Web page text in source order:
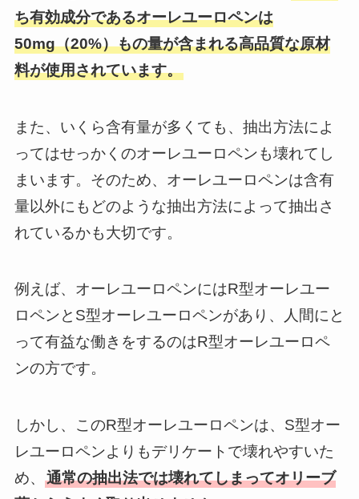
ち有効成分であるオーレユーロペンは
50mg（20%）もの量が含まれる高品質な原材
料が使用されています。
また、いくら含有量が多くても、抽出方法によ
ってはせっかくのオーレユーロペンも壊れてし
まいます。そのため、オーレユーロペンは含有
量以外にもどのような抽出方法によって抽出さ
れているかも大切です。
例えば、オーレユーロペンにはR型オーレユー
ロペンとS型オーレユーロペンがあり、人間にと
って有益な働きをするのはR型オーレユーロペ
ンの方です。
しかし、このR型オーレユーロペンは、S型オー
レユーロペンよりもデリケートで壊れやすいた
め、 通常の抽出法では壊れてしまってオリーブ